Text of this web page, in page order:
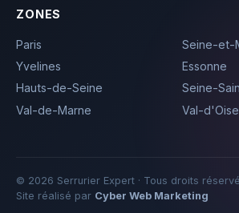
ZONES
Paris
Seine-et-
Yvelines
Essonne
Hauts-de-Seine
Seine-
Val-de-Marne
Val-d'Oise
© 2026 Serrurier Expert · Tous droits
Site réalisé par Cyber Web Marketing